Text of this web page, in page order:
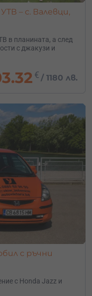
– с. Валевци,
в планината, а след
с джакузи и
€ /1180 лв.
с ръчни
с Honda Jazz и